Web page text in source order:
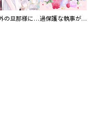
人外の旦那様に娶られ毎晩ナカまで愛される…。アンソロジー 過保護な執事が私の婚活を邪魔してきます！ 分冊版